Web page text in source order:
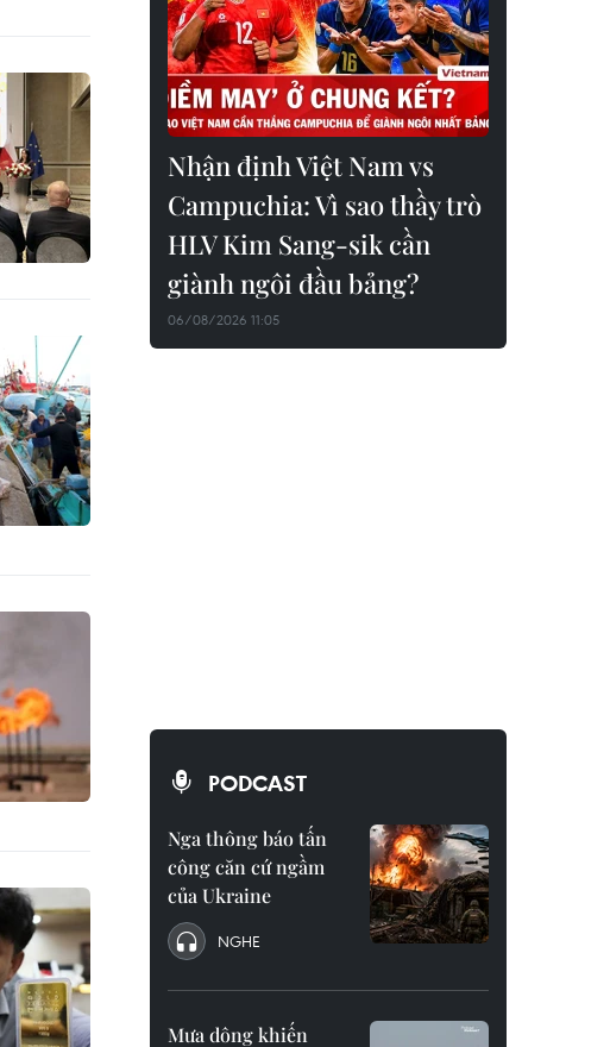
Nhận định Việt Nam vs
Campuchia: Vì sao thầy trò
HLV Kim Sang-sik cần
giành ngôi đầu bảng?
06/08/2026 11:05
PODCAST
Nga thông báo tấn
công căn cứ ngầm
của Ukraine
NGHE
Mưa dông khiến